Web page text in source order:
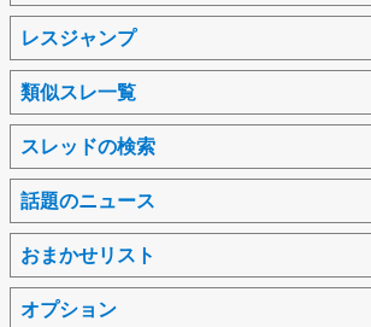
レスジャンプ
類似スレ一覧
スレッドの検索
話題のニュース
おまかせリスト
オプション